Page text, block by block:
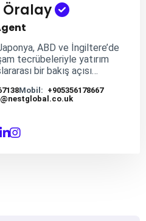
ABD ve İngiltere’de
tecrübeleriyle yatırım
bir bakış açısı…
Mobil: +905356178667